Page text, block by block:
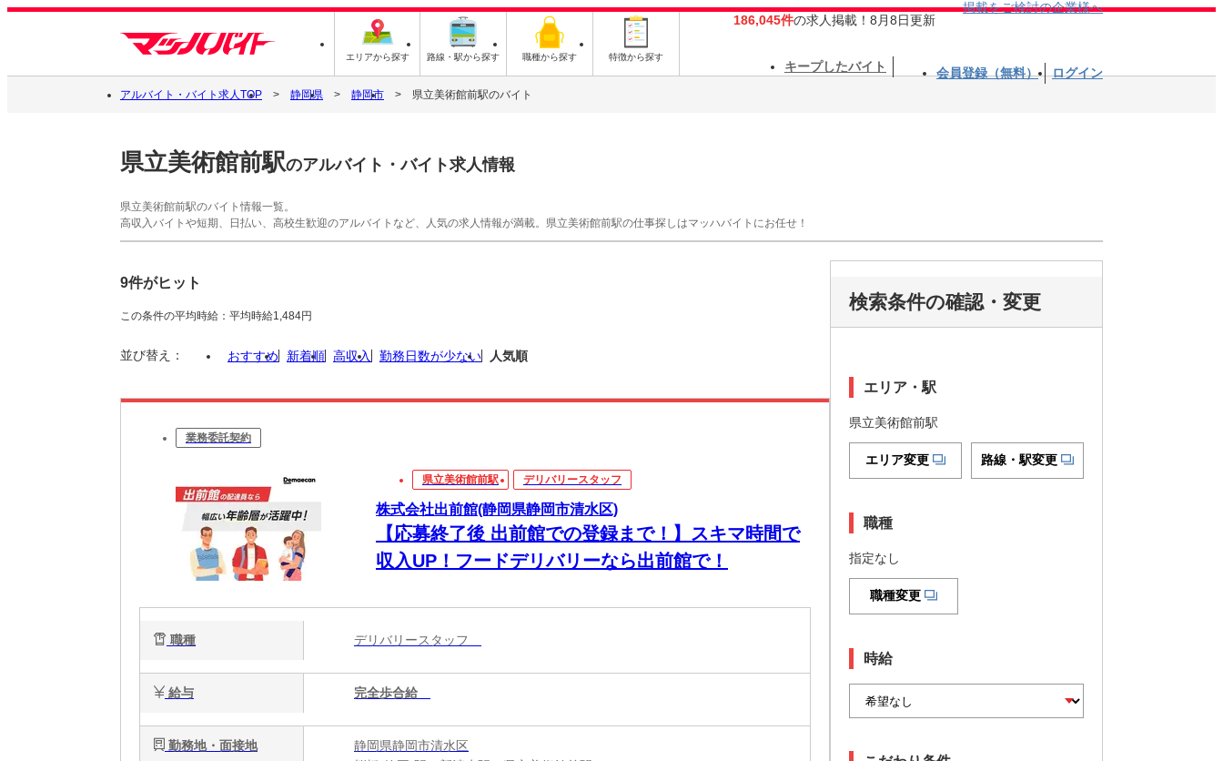
エリアから探す 路線・駅から探す 職種から探す 特徴から探す
186,045件の求人掲載！8月8日更新
掲載をご検討の企業様へ
キープしたバイト 会員登録（無料） ログイン
アルバイト・バイト求人TOP 静岡県 静岡市 県立美術館前駅のバイト
県立美術館前駅のアルバイト・バイト求人情報
県立美術館前駅のバイト情報一覧。
高収入バイトや短期、日払い、高校生歓迎のアルバイトなど、人気の求人情報が満載。県立美術館前駅の仕事探しはマッハバイトにお任せ！
9件がヒット
この条件の平均時給：平均時給1,484円
並び替え： おすすめ 新着順 高収入 勤務日数が少ない 人気順
業務委託契約
県立美術館前駅 デリバリースタッフ
株式会社出前館(静岡県静岡市清水区)
【応募終了後 出前館での登録まで！】スキマ時間で
収入UP！フードデリバリーなら出前館で！
職種 デリバリースタッフ
給与 完全歩合給
勤務地・面接地
静岡県静岡市清水区
検索条件の確認・変更
エリア・駅
県立美術館前駅
エリア変更 路線・駅変更
職種
指定なし
職種変更
時給